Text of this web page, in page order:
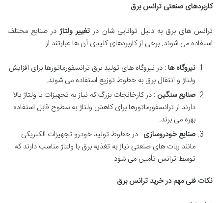
کاربردهای صنعتی ترانس برق
ترانس های برق به دلیل توانایی شان در تغییر ولتاژدر صنایع مختلف
استفاده می شوند. برخی از کاربردهای کلیدی آن ها عبارتند از :
نیروگاه ها: در نیروگاه های تولید برق ترانسفورماتورها برای افزایش
ولتاژ و انتقال برق به خطوط توزیع استفاده می شوند.
صنایع سنگین : در کارخانجات بزرگ که نیاز به تجهیزات با ولتاژ بالا
دارند از ترانسفورماتورها برای کاهش ولتاژ به سطوح قابل استفاده
بهره می برند.
صنایع خودروسازی : در خطوط تولید خودرو تجهیزات الکتریکی
مانند ربات های صنعتی نیاز به تغذیه برق با ولتاژ مناسب دارند که
توسط ترانس تأمین می شود.
نکات فنی مهم در خرید ترانس برق